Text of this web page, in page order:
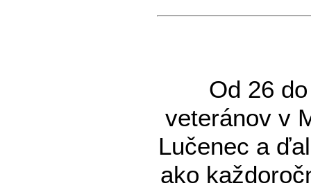
Od 26
veteránov v
Lučenec a
ako